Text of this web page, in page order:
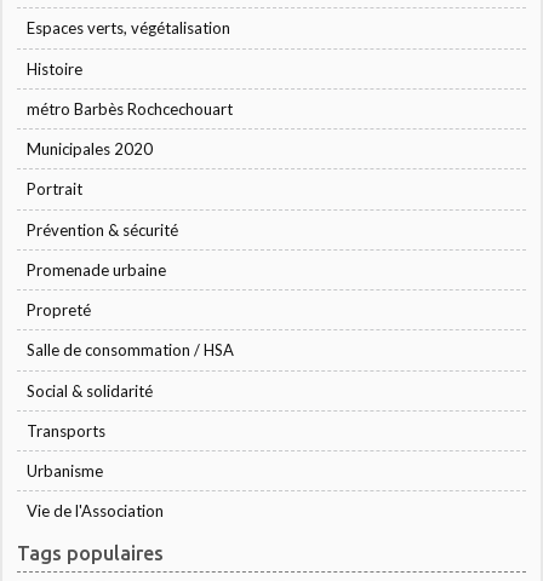
Espaces verts, végétalisation
Histoire
métro Barbès Rochcechouart
Municipales 2020
Portrait
Prévention & sécurité
Promenade urbaine
Propreté
Salle de consommation / HSA
Social & solidarité
Transports
Urbanisme
Vie de l'Association
Tags populaires